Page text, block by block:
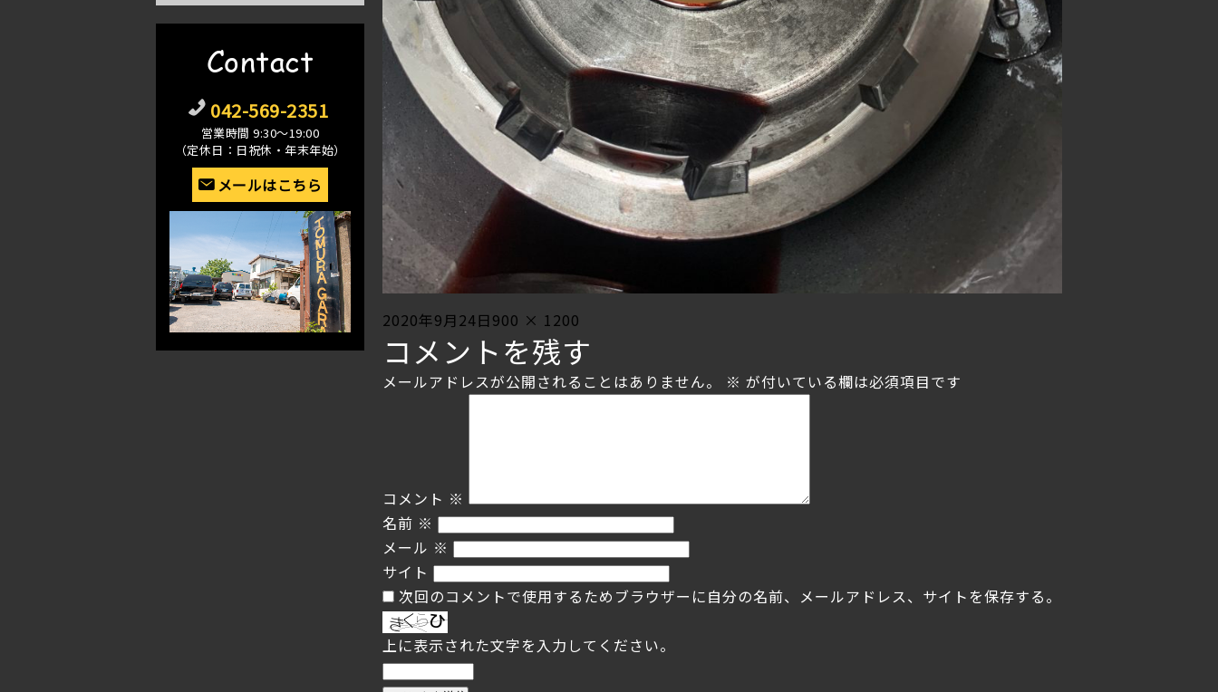
Posted
on
2020年9月24日 Full
size
900 × 1200
コメントを残す
メールアドレスが公開されることはありません。 ※ が付いている欄は必須項目です
コメント ※
名前 ※
メール ※
サイト
次回のコメントで使用するためブラウザーに自分の名前、メールアドレス、サイトを保存する。
上に表示された文字を入力してください。
Contact
042-569-2351
営業時間 9:30〜19:00
（定休日：日祝休・年末年始）
メールはこちら